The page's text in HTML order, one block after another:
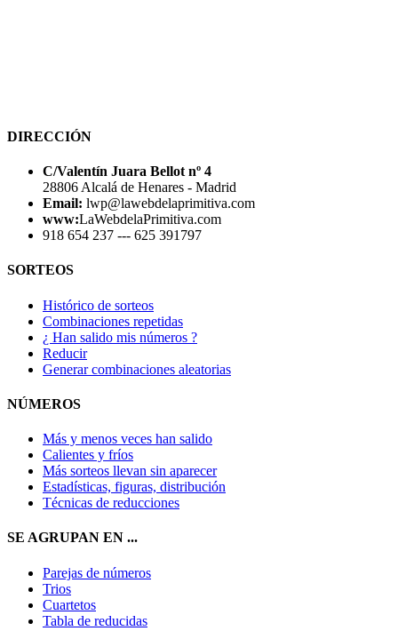
DIRECCIÓN
C/Valentín Juara Bellot nº 4
28806 Alcalá de Henares - Madrid
Email: lwp@lawebdelaprimitiva.com
www:LaWebdelaPrimitiva.com
918 654 237 --- 625 391797
SORTEOS
Histórico de sorteos
Combinaciones repetidas
¿ Han salido mis números ?
Reducir
Generar combinaciones aleatorias
NÚMEROS
Más y menos veces han salido
Calientes y fríos
Más sorteos llevan sin aparecer
Estadísticas, figuras, distribución
Técnicas de reducciones
SE AGRUPAN EN ...
Parejas de números
Trios
Cuartetos
Tabla de reducidas